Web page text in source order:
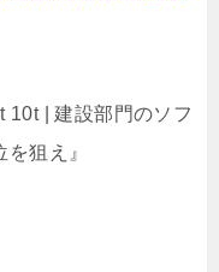
10t | 建設部門のソフ
狙え』